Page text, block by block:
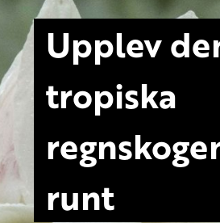
Upplev
tropiska
runt